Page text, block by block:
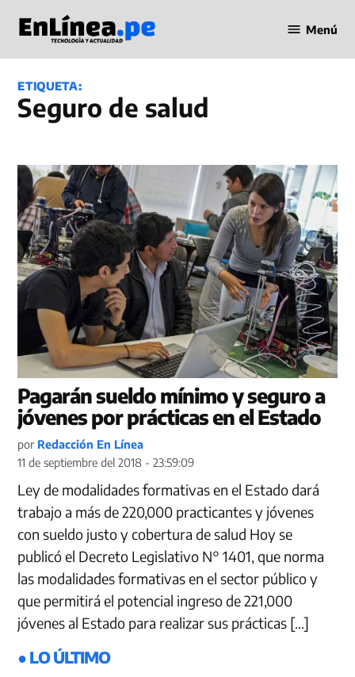
contenido
en Línea
Menú
ETIQUETA:
seguro de salud
Pagarán sueldo mínimo y seguro a
jóvenes por prácticas en el Estado
por Redacción En Línea
11 de septiembre del 2018 - 23:59:09
Ley de modalidades formativas en el Estado dará
trabajo a más de 220,000 practicantes y jóvenes
con sueldo justo y cobertura de salud Hoy se
publicó el Decreto Legislativo N° 1401, que norma
las modalidades formativas en el sector público y
que permitirá el potencial ingreso de 221,000
jóvenes al Estado para realizar sus prácticas […]
● LO ÚLTIMO